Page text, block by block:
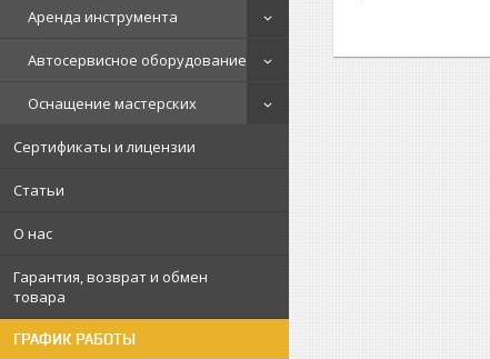
Аренда инструмента
Автосервисное оборудование
Оснащение мастерских
Сертификаты и лицензии
Статьи
О нас
Гарантия, возврат и обмен
товара
ГРАФИК РАБОТЫ